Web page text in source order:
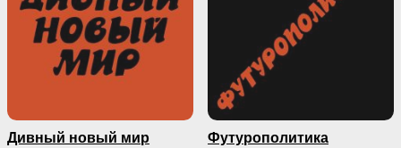
Дивный новый мир Футурополитика